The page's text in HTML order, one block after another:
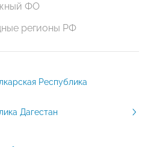
ФО
регионы РФ
Республика
Дагестан